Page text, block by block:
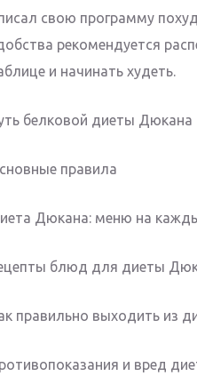
свою программу
рекомендуется
и начинать худеть.
белковой диеты Дюкана
правила
Дюкана: меню на
блюд для диеты
правильно выходить из
и вред